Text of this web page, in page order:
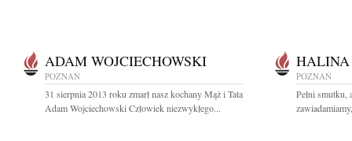
ADAM WOJCIECHOWSKI
POZNAŃ
31 sierpnia 2013 roku zmarł nasz kochany Mąż i Tata
Adam Wojciechowski Człowiek niezwykłego...
POZNAŃ
Pełni smutku,